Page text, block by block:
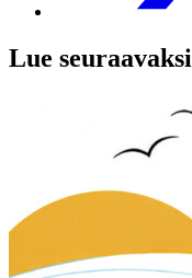
Lue seuraavaksi